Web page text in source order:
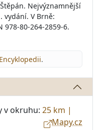
Nejvýznamnější
vydání. V Brně:
978-80-264-2859-6.
Encyklopedii.
v okruhu: 25 km |
Mapy.cz